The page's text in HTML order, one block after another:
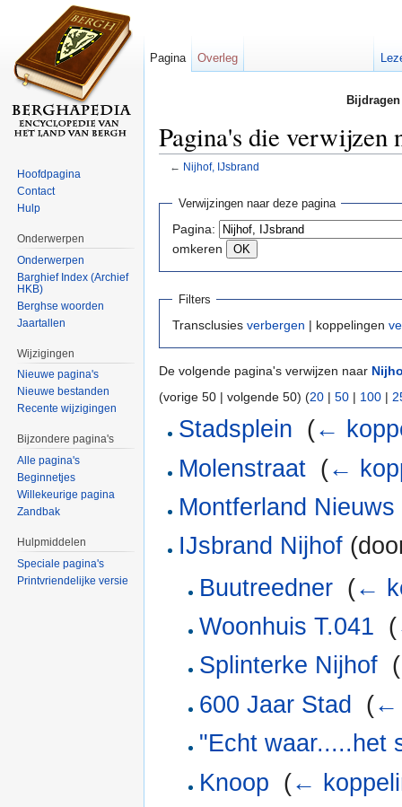
Pagina's die
← Nijhof, IJsbrand
Verwijzingen naar deze pagina
Pagina:
omkeren
Filters
Transclusies verbergen | koppelingen
De volgende pagina's verwijzen naar
(vorige 50 | volgende 50) (20 | 50 | 100 |
Stadsplein (←
Molenstraat (←
Montferland Nieuws
IJsbrand Nijhof
Buutreedner‎ (←
Woonhuis T.041 (
Splinterke Nijhof‎ (
600 Jaar Stad
(←
"Echt waar.....het
Knoop (←
Pagina Overleg
Hoofdpagina
Contact
Hulp
Onderwerpen
Onderwerpen
Barghief Index (Archief
HKB)
Berghse woorden
Jaartallen
Wijzigingen
Nieuwe pagina's
Nieuwe bestanden
Recente wijzigingen
Bijzondere pagina's
Alle pagina's
Beginnetjes
Willekeurige pagina
Zandbak
Hulpmiddelen
Speciale pagina's
Printvriendelijke versie